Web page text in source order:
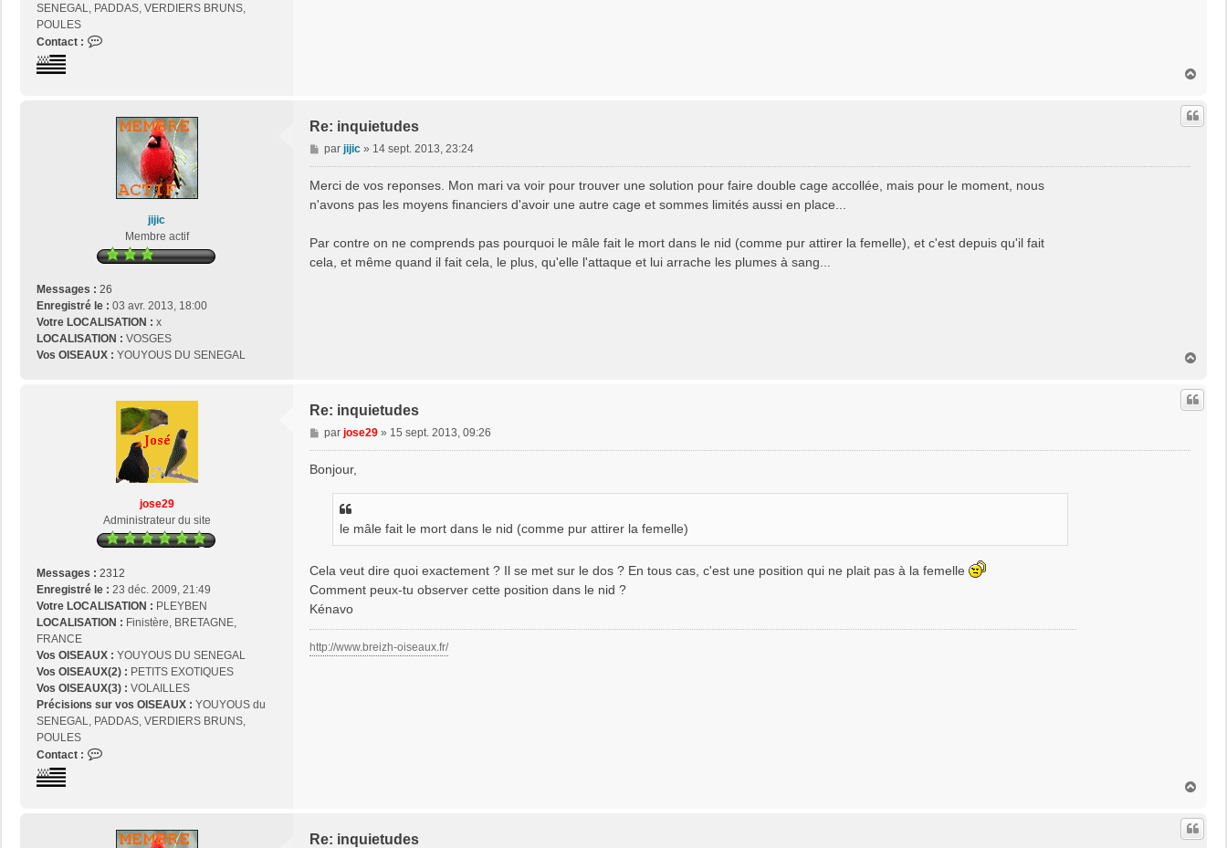
SENEGAL, PADDAS, VERDIERS BRUNS,
POULES
Contact :
2
u
jijic
Membre actif
Messages : 26
Enregistré le : 03 avr. 2013, 18:00
Votre LOCALISATION : x
LOCALISATION : VOSGES
Vos OISEAUX : YOUYOUS DU SENEGAL
Re: inquietudes
M
e
a
e
par jijic» 14 sept. 2013, 23:24
Merci de vos reponses. Mon mari va voir pour trouver une solution pour faire double cage accollée, mais pour le moment, nous
n'avons pas les moyens financiers d'avoir une autre cage et sommes limités aussi en place...
Par contre on ne comprends pas pourquoi le mâle fait le mort dans le nid (comme pur attirer la femelle), et c'est depuis qu'il fait
cela, et même quand il fait cela, le plus, qu'elle l'attaque et lui arrache les plumes à sang...
u
jose29
Administrateur du site
Messages : 2312
Enregistré le : 23 déc. 2009, 21:49
Votre LOCALISATION : PLEYBEN
LOCALISATION : Finistère, BRETAGNE,
FRANCE
Vos OISEAUX : YOUYOUS DU SENEGAL
Vos OISEAUX(2) : PETITS EXOTIQUES
Vos OISEAUX(3) : VOLAILLES
Précisions sur vos OISEAUX : YOUYOUS du
SENEGAL, PADDAS, VERDIERS BRUNS,
POULES
Contact :
Re: inquietudes
M
e
par jose29» 15 sept. 2013, 09:26
Bonjour,
le mâle fait le mort dans le nid (comme pur attirer la femelle)
Cela veut dire quoi exactement ? Il se met sur le dos ? En tous cas, c'est une position qui ne plait pas à la femelle
Comment peux-tu observer cette position dans le nid ?
Kénavo
http://www.breizh-oiseaux.fr/
u
Re: inquietudes